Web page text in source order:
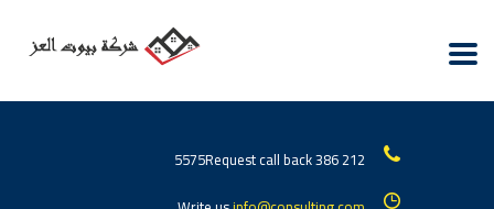
212 386 5575
Request call back